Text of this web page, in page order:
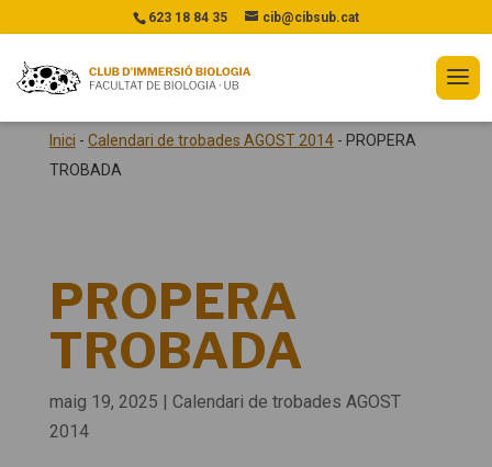
623 18 84 35 cib@cibsub.cat
Inici - Calendari de trobades AGOST 2014- PROPERA
TROBADA
PROPERA
TROBADA
maig 19, 2025 | Calendari de trobades AGOST
2014